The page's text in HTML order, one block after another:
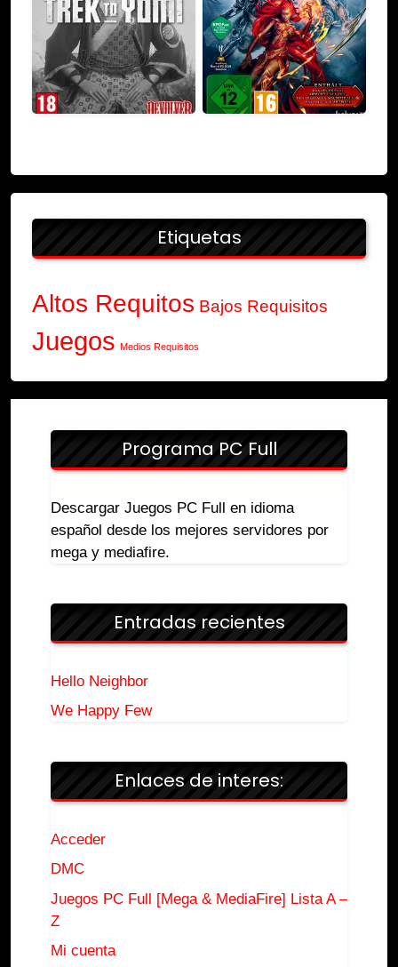
Etiquetas
Altos Requitos Bajos Requisitos
Juegos Medios Requisitos
Programa PC Full
Descargar Juegos PC Full en idioma
español desde los mejores servidores por
mega y mediafire.
Entradas recientes
Hello Neighbor
We Happy Few
Enlaces de interes:
Acceder
DMC
Juegos PC Full [Mega & MediaFire] Lista A –
Z
Mi cuenta